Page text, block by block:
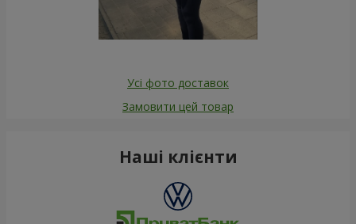
Усі фото доставок
Замовити цей товар
Наші клієнти